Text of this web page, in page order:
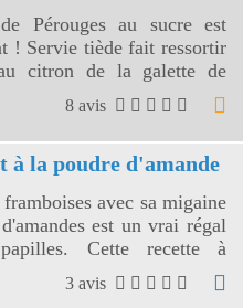
Pérouges au sucre est
! Servie tiède fait ressortir
citron de la galette de
8 avis
à la poudre d'amande
avec sa migaine
est un vrai régal
Cette recette à
appétissante, va réveiller
de gourmandise.
3 avis